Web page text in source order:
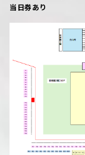
当日券あり